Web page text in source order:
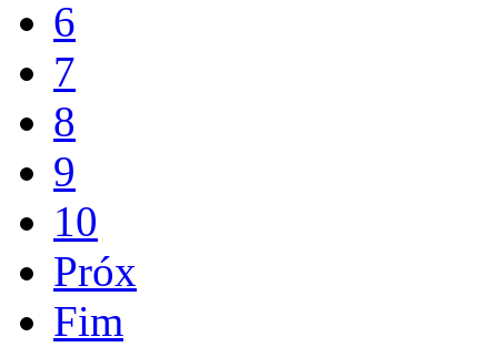
6
7
8
9
10
Próx
Fim